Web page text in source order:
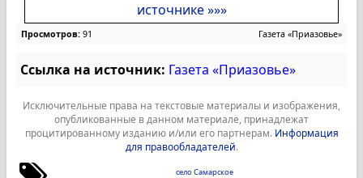
источнике »»»
Просмотров: 91 Газета «Приазовье»
Ссылка на источник: Газета «Приазовье»
Исключительные права на текстовые материалы и изображения,
опубликованные в данном материале, принадлежат
процитированному изданию и/или его партнерам. Информация
для правообладателей.
село Самарское